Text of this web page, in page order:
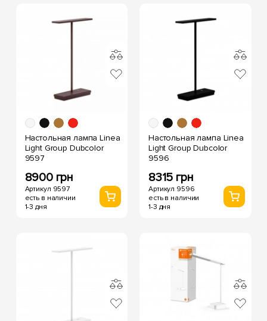
Настольная лампа Linea
Light Group Dubcolor
9597
8900 грн
Артикул 9597
есть в наличии
1-3 дня
Настольная лампа Linea
Light Group Dubcolor
9596
8315 грн
Артикул 9596
есть в наличии
1-3 дня